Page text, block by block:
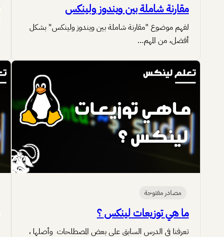
مقارنة شاملة بين ويندوز ولينكس
لفهم موضوع "مقارنة شاملة بين ويندوز ولينكس" بشكل
أفضل، من المهم…
مصادر مفتوحة
ما هي توزيعات لينكس ؟
تعرفنا في الدرس السابق على بعض المصطلحات وأصلها ،